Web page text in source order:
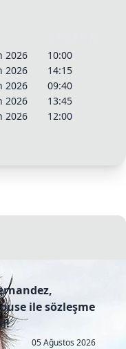
2026
10:00
2026
14:15
2026
09:40
2026
13:45
2026 12:00
ile sözleşme
05 Ağustos 2026